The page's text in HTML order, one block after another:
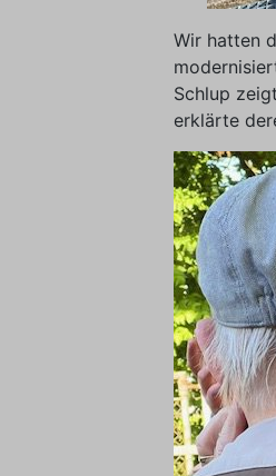
Wir hatten
Schlup
erklärte